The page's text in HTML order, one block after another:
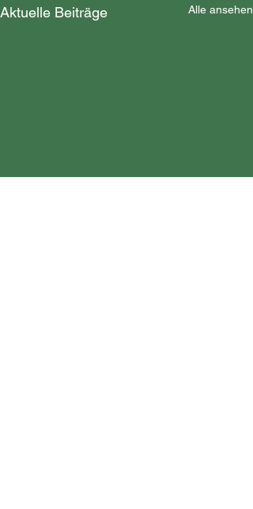
Aktuelle Beiträge Alle ansehen